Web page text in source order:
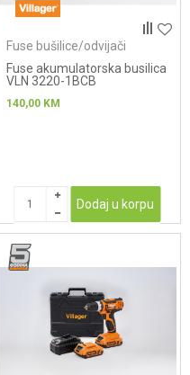
Fuse bušilice/odvijači
Fuse akumulatorska busilica
VLN 3220-1BCB
140,00 KM
Dodaj u korpu